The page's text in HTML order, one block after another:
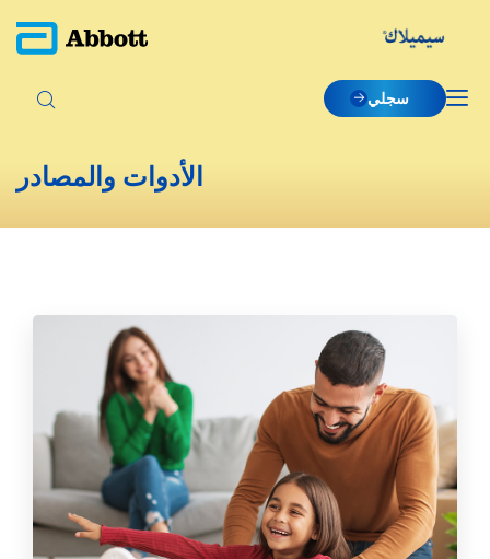
سجلي
الأدوات والمصادر